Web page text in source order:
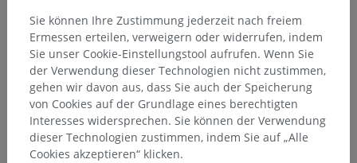
Sie können Ihre Zustimmung jederzeit nach freiem
Ermessen erteilen, verweigern oder widerrufen, indem
Sie unser Cookie-Einstellungstool aufrufen. Wenn Sie
der Verwendung dieser Technologien nicht zustimmen,
gehen wir davon aus, dass Sie auch der Speicherung
von Cookies auf der Grundlage eines berechtigten
Interesses widersprechen. Sie können der Verwendung
dieser Technologien zustimmen, indem Sie auf „Alle
Cookies akzeptieren“ klicken.